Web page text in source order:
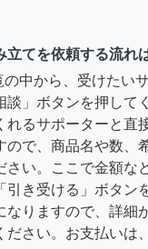
立てを依頼する流れ
の中から、受けたい
談」ボタンを押して
れるサポーターと直
ので、商品名や数、
さい。ここで金額な
引き受ける」ボタン
なりますので、詳細
ださい。お支払いは